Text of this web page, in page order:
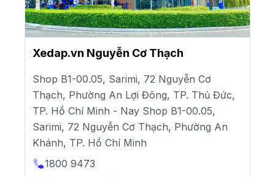
Xedap.vn Nguyễn Cơ Thạch
Shop B1-00.05, Sarimi, 72 Nguyễn Cơ
Thạch, Phường An Lợi Đông, TP. Thủ Đức,
TP. Hồ Chí Minh - Nay Shop B1-00.05,
Sarimi, 72 Nguyễn Cơ Thạch, Phường An
Khánh, TP. Hồ Chí Minh
1800 9473